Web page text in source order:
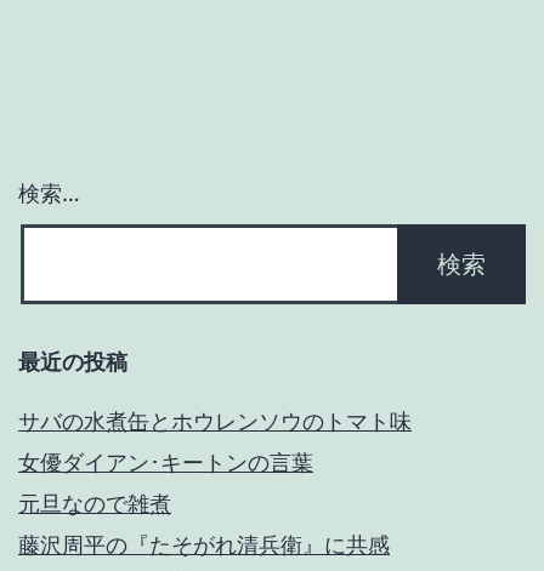
ョ
検索…
最近の投稿
サバの水煮缶とホウレンソウのトマト味
女優ダイアン･キートンの言葉
元旦なので雑煮
藤沢周平の『たそがれ清兵衛』に共感